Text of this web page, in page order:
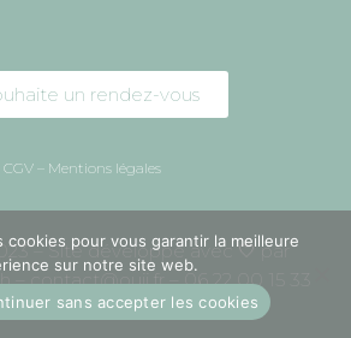
un rendez-vous
CGV – Mentions légales
– Site développé avec 🤍 par
–contact@ouii.fr–06 22 00 15 33
cookies pour vous garantir la meilleure
sur notre site web.
sans accepter les cookies